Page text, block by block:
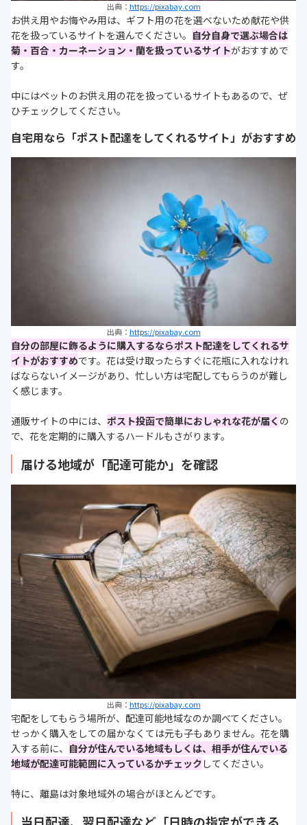
出典： https://pixabay.com
お供え用やお悔やみ用は、ギフト用の花を選べないため献花や供
花を扱っているサイトを選んでください。 自分自身で選ぶ場合は
菊・百合・カーネーション・蘭を扱っているサイトがおすすめで
す。
中にはペットのお供え用の花を扱っているサイトもあるので、ぜ
ひチェックしてください。
自宅用なら「ポスト配達をしてくれるサイト」がおすすめ
出典： https://pixabay.com
自分の部屋に飾るように購入するならポスト配達をしてくれるサ
イトがおすすめです。花は受け取ったらすぐに花瓶に入れなけれ
ばならないイメージがあり、忙しい方は宅配してもらうのが難し
く感じます。
通販サイトの中には、 ポスト投函で簡単におしゃれな花が届く の
で、花を定期的に購入するハードルもさがります。
届ける地域が「配達可能か」を確認
出典： https://pixabay.com
宅配をしてもらう場所が、配達可能地域なのか調べてください。
せっかく購入をしての届かなくては元も子もありません。花を購
入する前に、 自分が住んでいる地域もしくは、相手が住んでいる
地域が配達可能範囲に入っているかチェック してください。
特に、離島は対象地域外の場合がほとんどです。
当日配達、翌日配達など「日時の指定ができる